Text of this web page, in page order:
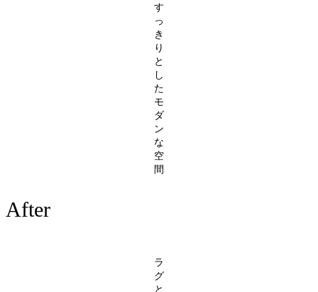
す
っ
き
り
と
し
た
モ
ダ
ン
な
空
間
After
ラ
グ
と